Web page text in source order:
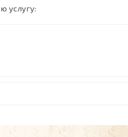
услугу: